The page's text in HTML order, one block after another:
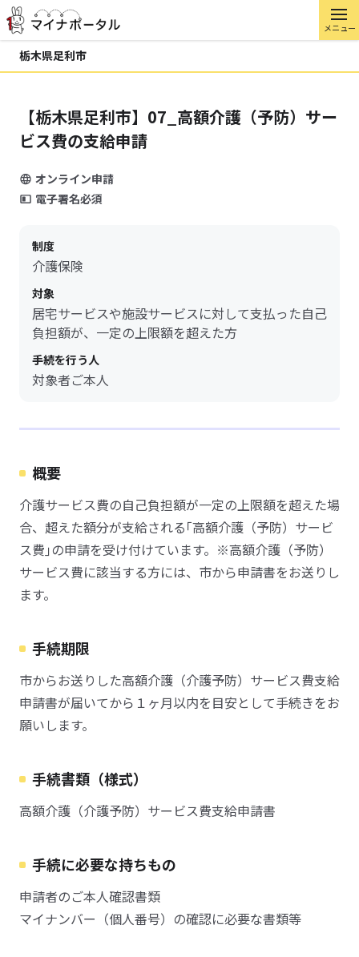
メニュー
栃木県足利市
【栃木県足利市】07_高額介護（予防）サー
ビス費の支給申請
オンライン申請
電子署名必須
制度
介護保険
対象
居宅サービスや施設サービスに対して支払った自己
負担額が、一定の上限額を超えた方
手続を行う人
対象者ご本人
概要
介護サービス費の自己負担額が一定の上限額を超えた場
合、超えた額分が支給される｢高額介護（予防）サービ
ス費｣の申請を受け付けています。※高額介護（予防）
サービス費に該当する方には、市から申請書をお送りし
ます。
手続期限
市からお送りした高額介護（介護予防）サービス費支給
申請書が届いてから１ヶ月以内を目安として手続きをお
願いします。
手続書類（様式）
高額介護（介護予防）サービス費支給申請書
手続に必要な持ちもの
申請者のご本人確認書類
マイナンバー（個人番号）の確認に必要な書類等